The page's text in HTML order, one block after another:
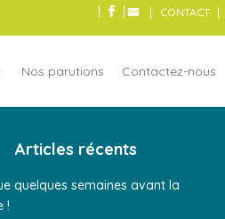
CONTACT
Nos parutions Contactez-nous
Articles récents
quelques semaines avant la
!